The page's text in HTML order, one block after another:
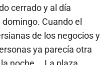
cerrado y al día
Cuando el
de los negocios y
ya parecía otra